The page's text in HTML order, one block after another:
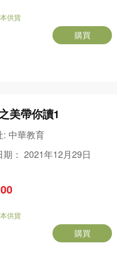
供貨
購買
美帶你讀1
: 中華教育
期：2021年12月29日
供貨
購買